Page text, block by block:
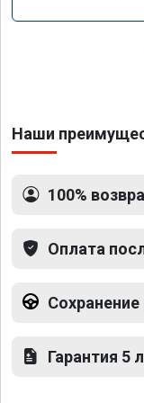
Наши
100%
Оплата
Сохранение
Гарантия 5